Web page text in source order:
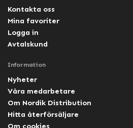
Kontakta oss
Mina favoriter
Logga in
Avtalskund
Information
Nyheter
Våra medarbetare
Om Nordik Distribution
Hitta återförsäljare
Om cookies